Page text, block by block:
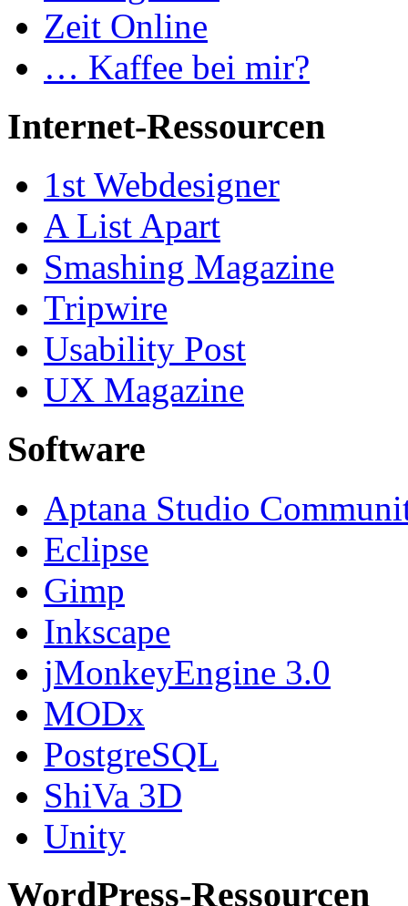
Zeit Online
… Kaffee bei mir?
Internet-Ressourcen
1st Webdesigner
A List Apart
Smashing Magazine
Tripwire
Usability Post
UX Magazine
Software
Aptana Studio
Eclipse
Gimp
Inkscape
jMonkeyEngine 3.0
MODx
PostgreSQL
ShiVa 3D
Unity
WordPress-Ressourcen